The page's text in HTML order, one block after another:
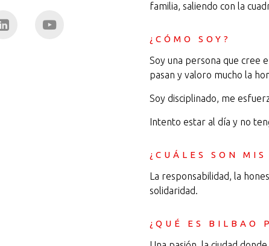
familia, saliendo con la
¿CÓMO SOY?
Soy una persona que cree
pasan y valoro mucho la
Soy disciplinado, me
Intento estar al día y no
¿CUÁLES SON MIS
La responsabilidad, la
solidaridad.
¿QUÉ ES BILBAO